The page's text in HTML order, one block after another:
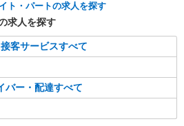
ト・パートの求人を探す
求人を探す
客サービスすべて
バー・配達すべて